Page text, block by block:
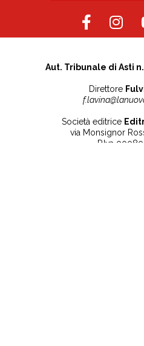
Aut. Tribunale di Asti
Direttore
Società editrice
via Monsignor
P.Iva